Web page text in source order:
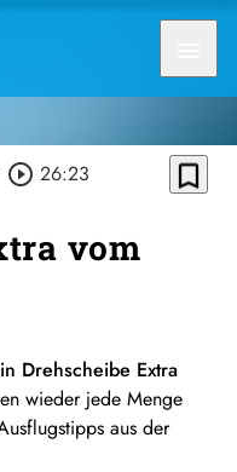
play_circle_outline 26:23 bookmark_border
vom
Drehscheibe Extra
wieder jede Menge
aus der